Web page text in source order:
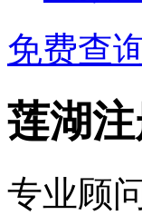
免费查
莲湖
专业顾